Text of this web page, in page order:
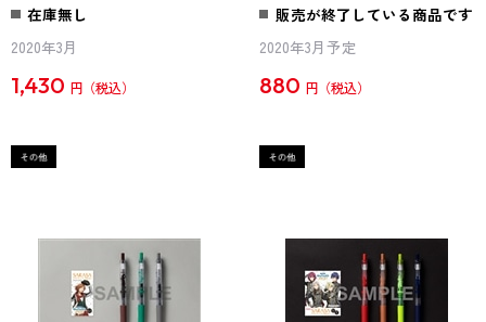
在庫無し
2020年3月
1,430 円
販売が終了している商品です
2020年3月予定
880 円